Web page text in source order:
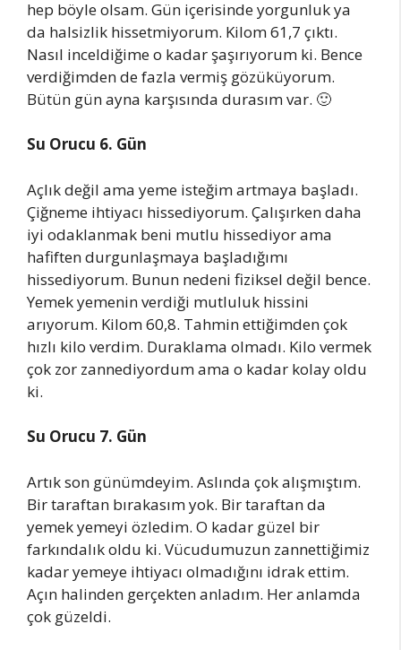
hep böyle olsam. Gün içerisinde yorgunluk ya
da halsizlik hissetmiyorum. Kilom 61,7 çıktı.
Nasıl inceldiğime o kadar şaşırıyorum ki. Bence
verdiğimden de fazla vermiş gözüküyorum.
Bütün gün ayna karşısında durasım var. 🙂
Su Orucu 6. Gün
Açlık değil ama yeme isteğim artmaya başladı.
Çiğneme ihtiyacı hissediyorum. Çalışırken daha
iyi odaklanmak beni mutlu hissediyor ama
hafiften durgunlaşmaya başladığımı
hissediyorum. Bunun nedeni fiziksel değil bence.
Yemek yemenin verdiği mutluluk hissini
arıyorum. Kilom 60,8. Tahmin ettiğimden çok
hızlı kilo verdim. Duraklama olmadı. Kilo vermek
çok zor zannediyordum ama o kadar kolay oldu
ki.
Su Orucu 7. Gün
Artık son günümdeyim. Aslında çok alışmıştım.
Bir taraftan bırakasım yok. Bir taraftan da
yemek yemeyi özledim. O kadar güzel bir
farkındalık oldu ki. Vücudumuzun zannettiğimiz
kadar yemeye ihtiyacı olmadığını idrak ettim.
Açın halinden gerçekten anladım. Her anlamda
çok güzeldi.